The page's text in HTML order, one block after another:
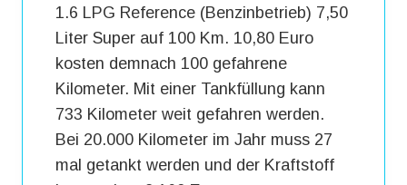
1.6 LPG Reference (Benzinbetrieb) 7,50
Liter Super auf 100 Km. 10,80 Euro
kosten demnach 100 gefahrene
Kilometer. Mit einer Tankfüllung kann
733 Kilometer weit gefahren werden.
Bei 20.000 Kilometer im Jahr muss 27
mal getankt werden und der Kraftstoff